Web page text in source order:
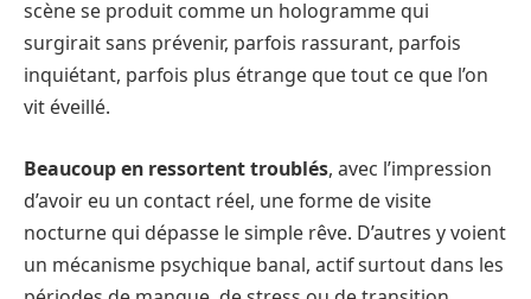
scène se produit comme un hologramme qui
surgirait sans prévenir, parfois rassurant, parfois
inquiétant, parfois plus étrange que tout ce que l’on
vit éveillé.
Beaucoup en ressortent troublés, avec l’impression
d’avoir eu un contact réel, une forme de visite
nocturne qui dépasse le simple rêve. D’autres y voient
un mécanisme psychique banal, actif surtout dans les